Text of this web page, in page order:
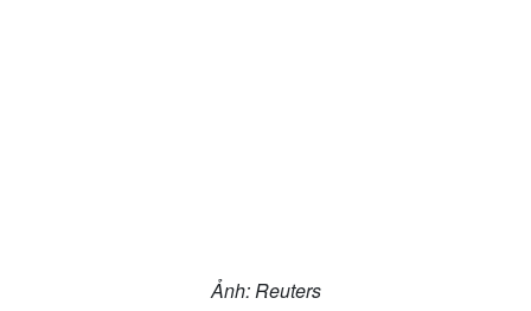
Ảnh: Reuters